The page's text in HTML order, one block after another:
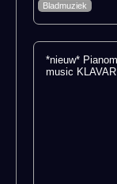
Bladmuziek
*nieuw*
music KLAVAR